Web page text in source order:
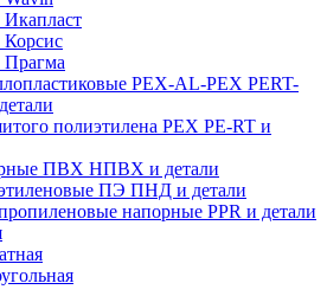
PEX-AL-PEX PERT-
полиэтилена PEX PE-RT и
ПВХ НПВХ и детали
ПЭ ПНД и детали
напорные PPR и детали